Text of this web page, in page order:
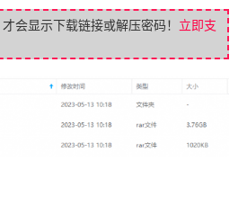
才会显示下载链接或解压密码！ 立即支